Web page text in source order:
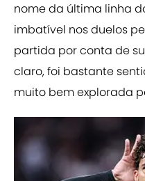
nome da última linha
imbatível nos duelos
partida por conta de
claro, foi bastante
muito bem explorada